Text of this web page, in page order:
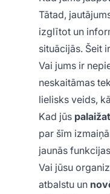
Tātad,
izglītot un
situācijās. Šeit
Vai jums ir
neskaitāmas
lielisks veids,
Kad jūs
par šīm
jaunās
Vai jūsu
atbalstu un